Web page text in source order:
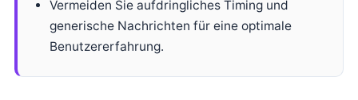
Vermeiden Sie aufdringliches Timing und
generische Nachrichten für eine optimale
Benutzererfahrung.